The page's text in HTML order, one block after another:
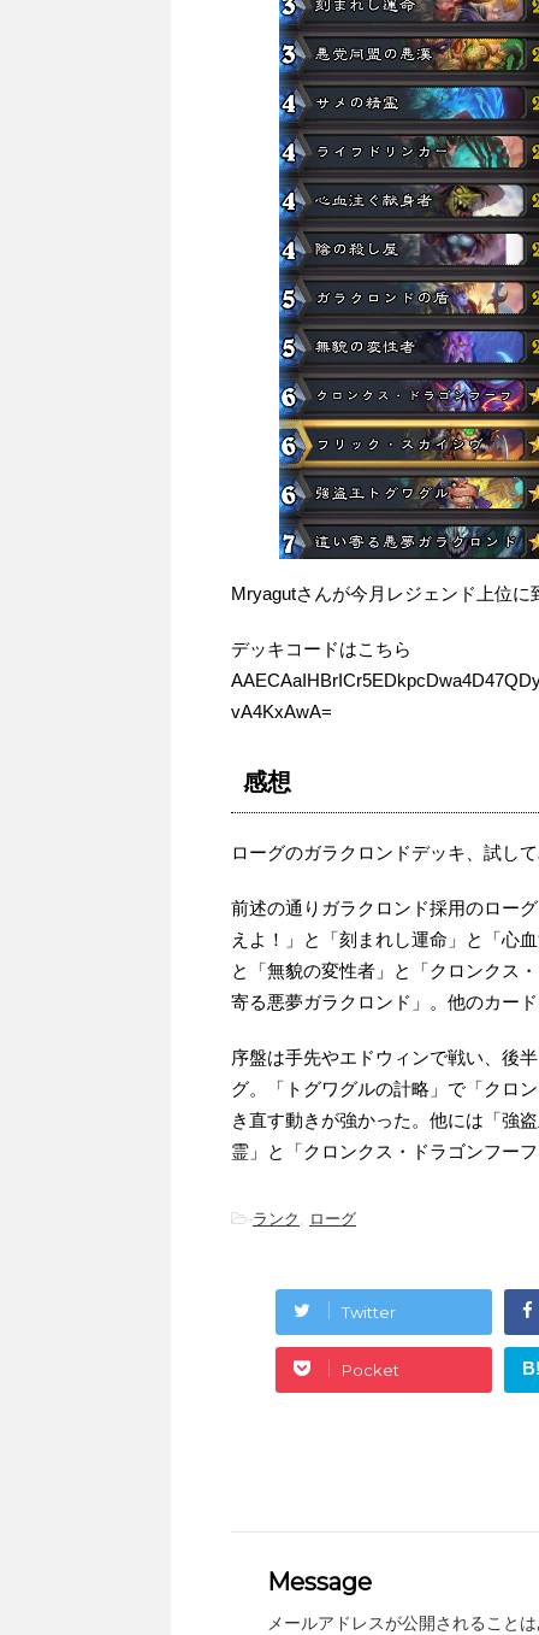
Mryagutさんが今月レジェンド上位に
デッキコードはこちら
vA4KxAwA=
感想
ローグのガラクロンドデッキ、試し
前述の通りガラクロンド採用のロー
えよ！」と「刻まれし運命」と「心
と「無貌の変性者」と「クロンクス
寄る悪夢ガラクロンド」。他のカー
序盤は手先やエドウィンで戦い、後
グ。「トグワグルの計略」で「クロ
き直す動きが強かった。他には「強
霊」と「クロンクス・ドラゴンフー
-ランク , ローグ
Twitter
Pocket
Message
メールアドレスが公開されること